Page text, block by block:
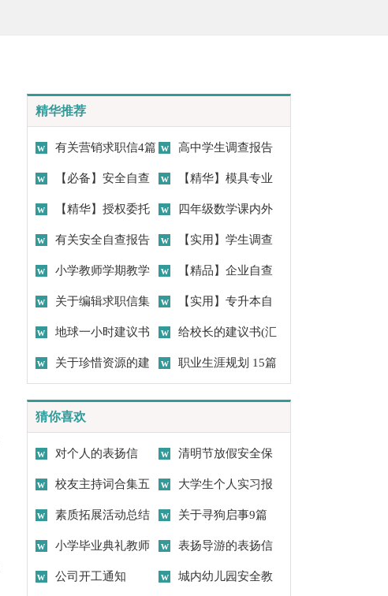
精华推荐
有关营销求职信4篇 高中学生调查报告
【必备】安全自查
报告范文九篇
【精华】模具专业
求职信4篇
【精华】授权委托
书模板锦集5篇
四年级数学课内外
辅导总结-数学教学总结
有关安全自查报告
模板汇总5篇
【实用】学生调查
报告模板汇编十篇
小学教师学期教学
工作总结
【精品】企业自查
报告合集8篇
关于编辑求职信集
锦7篇
【实用】专升本自
我鉴定四篇
地球一小时建议书
(4篇)
给校长的建议书(汇
编15篇)
关于珍惜资源的建 职业生涯规划 15篇
猜你喜欢
对个人的表扬信 清明节放假安全保
证书(12篇)
校友主持词合集五
篇
大学生个人实习报
告范文汇编七篇
素质拓展活动总结 关于寻狗启事9篇
小学毕业典礼教师
发言稿范文
表扬导游的表扬信
公司开工通知 城内幼儿园安全教